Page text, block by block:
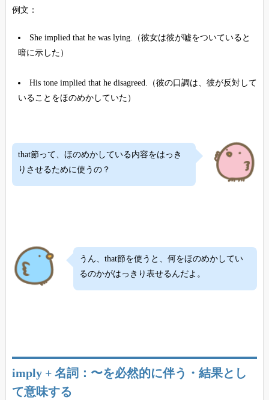
例文：
She implied that he was lying.（彼女は彼が嘘をついていると
暗に示した）
His tone implied that he disagreed.（彼の口調は、彼が反対して
いることをほのめかしていた）
that節って、ほのめかしている内容をはっき
りさせるために使うの？
うん、that節を使うと、何をほのめかしてい
るのかがはっきり表せるんだよ。
imply + 名詞：〜を必然的に伴う・結果とし
て意味する